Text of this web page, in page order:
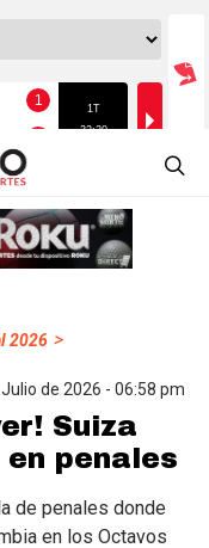
2026 >
de 2026 - 06:58 pm
Suiza
penales
de penales donde
en los Octavos